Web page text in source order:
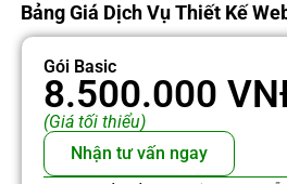
Bảng Giá Dịch Vụ Thiết Kế
Gói Basic
8.500.000
(Giá tối thiểu)
Nhận tư vấn ngay